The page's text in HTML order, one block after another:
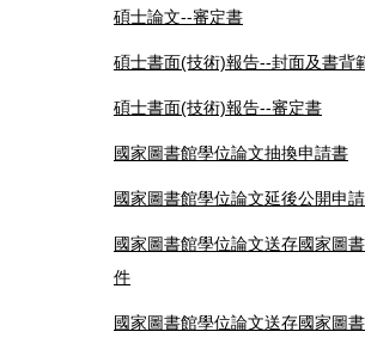
碩士論文--審定書
碩士書面(技術)報告--封面及書背
碩士書面(技術)報告--審定書
國家圖書館學位論文抽換申請書
國家圖書館學位論文延後公開申
國家圖書館學位論文送存國家圖
件
國家圖書館學位論文送存國家圖